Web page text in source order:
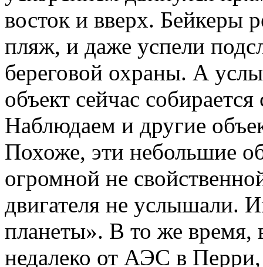
восток и вверх. Бейкеры
пляж, и даже успели
береговой охраны. А
объект сейчас
Наблюдаем и другие
Похоже, эти небольшие
огромной не
двигателя не услышали.
планеты». В то же время,
недалеко от АЭС в